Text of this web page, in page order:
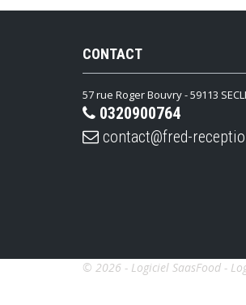
CONTACT
57 rue Roger Bouvry - 59113
0320900764
contact@fred-
© 2026 - Logiciel SaasFood -